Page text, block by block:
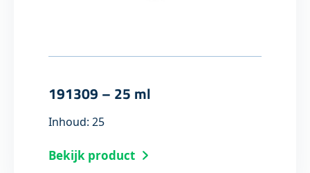
191309 – 25 ml
Inhoud: 25
Bekijk product